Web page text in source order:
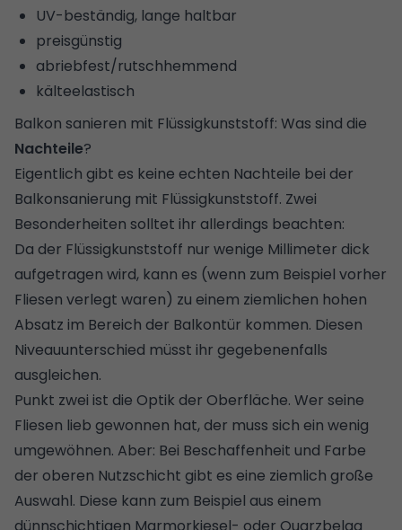
UV-beständig, lange haltbar
preisgünstig
abriebfest/rutschhemmend
kälteelastisch
Balkon sanieren mit Flüssigkunststoff: Was sind die
Nachteile?
Eigentlich gibt es keine echten Nachteile bei der
Balkonsanierung mit Flüssigkunststoff. Zwei
Besonderheiten solltet ihr allerdings beachten:
Da der Flüssigkunststoff nur wenige Millimeter dick
aufgetragen wird, kann es (wenn zum Beispiel vorher
Fliesen verlegt waren) zu einem ziemlichen hohen
Absatz im Bereich der Balkontür kommen. Diesen
Niveauunterschied müsst ihr gegebenenfalls
ausgleichen.
Punkt zwei ist die Optik der Oberfläche. Wer seine
Fliesen lieb gewonnen hat, der muss sich ein wenig
umgewöhnen. Aber: Bei Beschaffenheit und Farbe
der oberen Nutzschicht gibt es eine ziemlich große
Auswahl. Diese kann zum Beispiel aus einem
dünnschichtigen Marmorkiesel- oder Quarzbelag